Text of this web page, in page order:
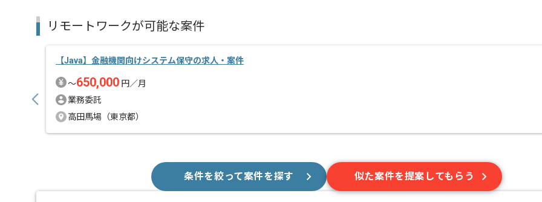
リモートワークが可能な案件
【Java】金融機関向けシステム保守の求人・案件
〜650,000 円／月
業務委託
高田馬場（東京都）
条件を絞って案件を探す 似た案件を提案してもらう